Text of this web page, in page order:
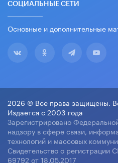
СОЦИАЛЬНЫЕ СЕТИ
Основные и дополнительные
2026 © Все права защищены.
Издается с 2003 года
Зарегистрировано
надзору в сфере связи,
технологий и массовых
Свидетельство о
69792 от 18.05.2017